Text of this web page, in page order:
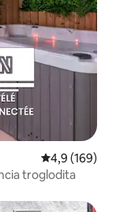
4,9 de uma
4,9 (169)
troglodita